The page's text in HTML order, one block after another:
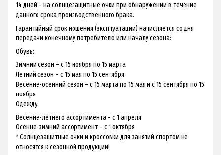
14 дней – на солнцезащитные очки при обнаружении в течение
данного срока производственного брака.
Гарантийный срок ношения (эксплуатации) начисляется со дня
передачи конечному потребителю или началу сезона:
Обувь:
Зимний сезон – с 15 ноября по 15 марта
Летний сезон – с 15 мая по 15 сентября
Весенне-осенний сезон – с 15 марта по 15 мая и с 15 сентября по 15
ноября
Одежду:
Весенне-летнего ассортимента – с 1 апреля
Осенне-зимний ассортимент – с 1 октября
* Солнцезащитные очки и кроссовки для занятий спортом не
относятся к сезонной продукции!